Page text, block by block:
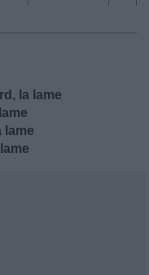
la lame
lame